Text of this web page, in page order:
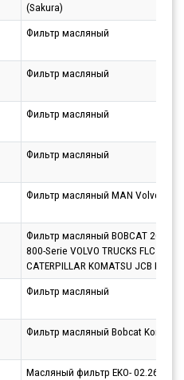
(Sakura)
Фильтр масляный
Фильтр масляный
Фильтр масляный
Фильтр масляный
Фильтр масляный MAN Volvo
Фильтр масляный BOBCAT 2000-
800-Serie VOLVO TRUCKS FLC (96-)
CATERPILLAR KOMATSU JCB PER
Фильтр масляный
Фильтр масляный Bobcat Komatsu
Масляный фильтр EKO- 02.26 (035-